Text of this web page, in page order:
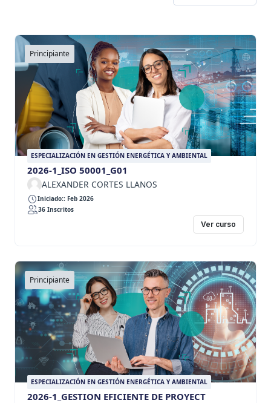
Principiante
ESPECIALIZACIÓN EN GESTIÓN ENERGÉTICA Y AMBIENTAL
2026-1_ISO 50001_G01
ALEXANDER CORTES LLANOS
Iniciado:: Feb 2026
36 Inscritos
Ver curso
Principiante
ESPECIALIZACIÓN EN GESTIÓN ENERGÉTICA Y AMBIENTAL
2026-1_GESTION EFICIENTE DE PROYECT